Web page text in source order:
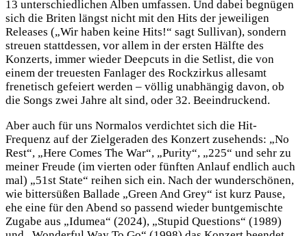
13 unterschiedlichen Alben umfassen. Und dabei begnügen
sich die Briten längst nicht mit den Hits der jeweiligen
Releases („Wir haben keine Hits!“ sagt Sullivan), sondern
streuen stattdessen, vor allem in der ersten Hälfte des
Konzerts, immer wieder Deepcuts in die Setlist, die von
einem der treuesten Fanlager des Rockzirkus allesamt
frenetisch gefeiert werden – völlig unabhängig davon, ob
die Songs zwei Jahre alt sind, oder 32. Beeindruckend.
Aber auch für uns Normalos verdichtet sich die Hit-
Frequenz auf der Zielgeraden des Konzert zusehends: „No
Rest“, „Here Comes The War“, „Purity“, „225“ und sehr zu
meiner Freude (im vierten oder fünften Anlauf endlich auch
mal) „51st State“ reihen sich ein. Nach der wunderschönen,
wie bittersüßen Ballade „Green And Grey“ ist kurz Pause,
ehe eine für den Abend so passend wieder buntgemischte
Zugabe aus „Idumea“ (2024), „Stupid Questions“ (1989)